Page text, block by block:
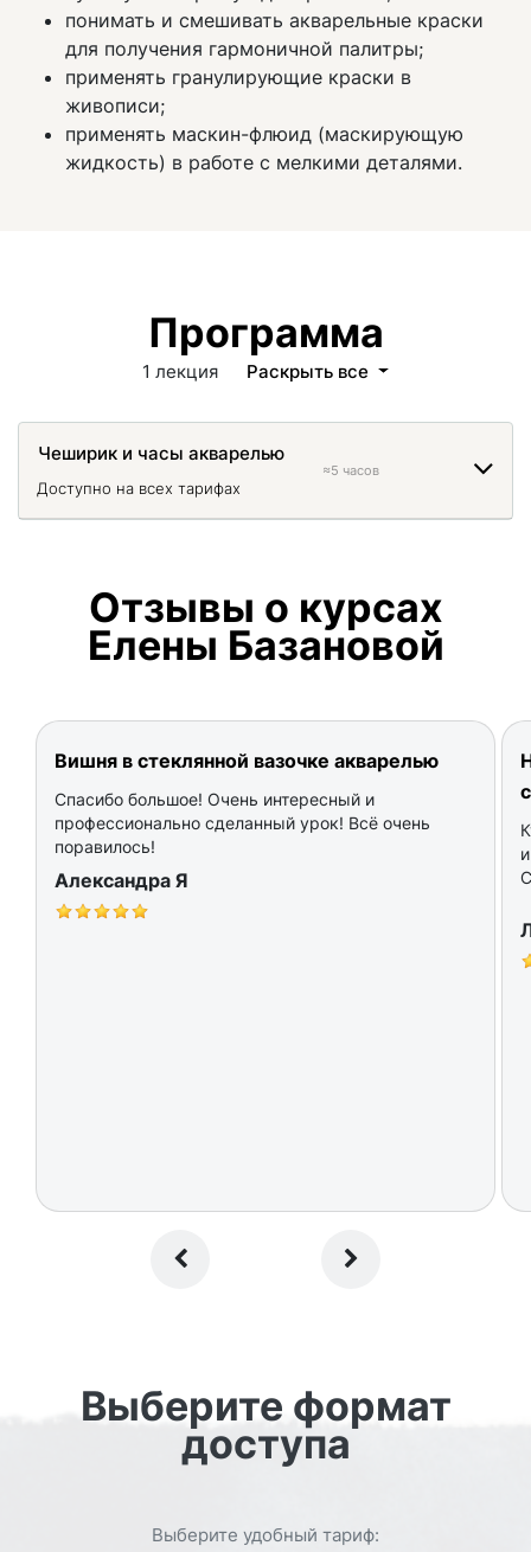
понимать и смешивать акварельные краски
для получения гармоничной палитры;
применять гранулирующие краски в
живописи;
применять маскин-флюид (маскирующую
жидкость) в работе с мелкими деталями.
Программа
1 лекция Раскрыть все
Чеширик и часы акварелью
Доступно на всех тарифах
≈5 часов
Отзывы о курсах
Елены Базановой
Вишня в стеклянной вазочке акварелью
Спасибо большое! Очень интересный и
профессионально сделанный урок! Всё очень
поравилось!
Александра Я
Выберите формат
доступа
Выберите удобный тариф: